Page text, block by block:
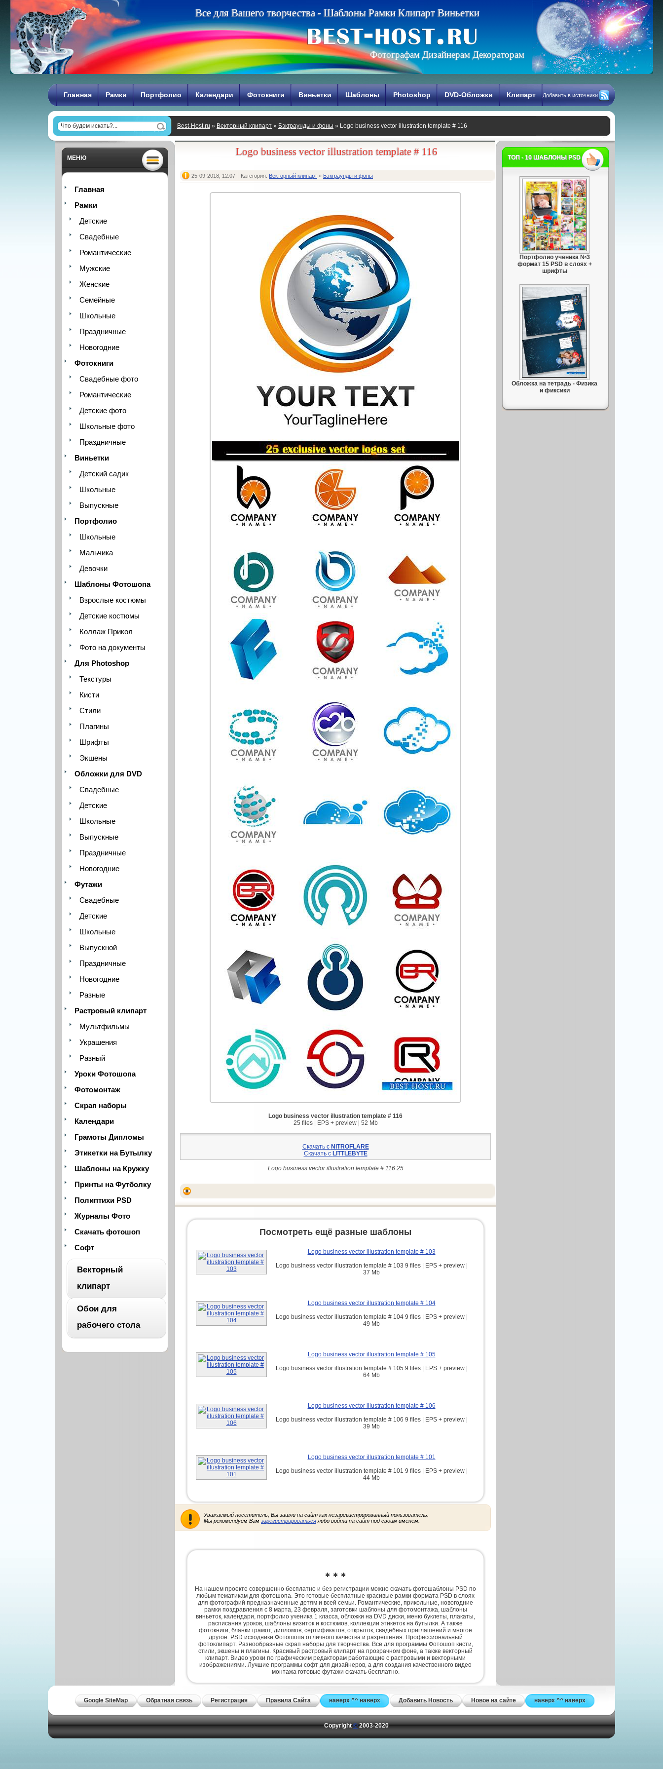
Все для Вашего творчества - Шаблоны Рамки Клипарт Виньетки
Фотографам Дизайнерам Декораторам
Главная Рамки Портфолио Календари Фотокниги Виньетки Шаблоны Photoshop DVD-Обложки Клипарт Добавить в источники
Best-Host.ru » Векторный клипарт » Бэкграунды и фоны » Logo business vector illustration template # 116
МЕНЮ
Главная
Рамки
Детские
Свадебные
Романтические
Мужские
Женские
Семейные
Школьные
Праздничные
Новогодние
Фотокниги
Свадебные фото
Романтические
Детские фото
Школьные фото
Праздничные
Виньетки
Детский садик
Школьные
Выпускные
Портфолио
Школьные
Мальчика
Девочки
Шаблоны Фотошопа
Взрослые костюмы
Детские костюмы
Коллаж Прикол
Фото на документы
Для Photoshop
Текстуры
Кисти
Стили
Плагины
Шрифты
Экшены
Обложки для DVD
Свадебные
Детские
Школьные
Выпускные
Праздничные
Новогодние
Футажи
Свадебные
Детские
Школьные
Выпускной
Праздничные
Новогодние
Разные
Растровый клипарт
Мультфильмы
Украшения
Разный
Уроки Фотошопа
Фотомонтаж
Скрап наборы
Календари
Грамоты Дипломы
Этикетки на Бутылку
Шаблоны на Кружку
Принты на Футболку
Полиптихи PSD
Журналы Фото
Скачать фотошоп
Софт
Векторный
клипарт
Архитектура
Обои для
рабочего стола
ВСЕ
Logo business vector illustration template # 116
25-09-2018, 12:07 Категория: Векторный клипарт » Бэкграунды и фоны
Logo business vector illustration template # 116
25 files | EPS + preview | 52 Mb
Скачать с NITROFLARE
Скачать с LITTLEBYTE
Logo business vector illustration template # 116 25
Посмотреть ещё разные шаблоны
Logo business vector illustration template # 103
Logo business vector illustration template # 103 9 files | EPS + preview |
37 Mb
Logo business vector illustration template # 104
Logo business vector illustration template # 104 9 files | EPS + preview |
49 Mb
Logo business vector illustration template # 105
Logo business vector illustration template # 105 9 files | EPS + preview |
64 Mb
Logo business vector illustration template # 106
Logo business vector illustration template # 106 9 files | EPS + preview |
39 Mb
Logo business vector illustration template # 101
Logo business vector illustration template # 101 9 files | EPS + preview |
44 Mb
Уважаемый посетитель, Вы зашли на сайт как незарегистрированный пользователь.
Мы рекомендуем Вам зарегистрироваться либо войти на сайт под своим именем.
✱ ✱ ✱
На нашем проекте совершенно бесплатно и без регистрации можно скачать фотошаблоны PSD по
любым тематикам для фотошопа. Это готовые бесплатные красивые рамки формата PSD в слоях
для фотографий предназначенные детям и всей семьи. Романтические, прикольные, новогодние
рамки поздравления с 8 марта, 23 февраля, заготовки шаблоны для фотомонтажа, шаблоны
виньеток, календари, портфолио ученика 1 класса, обложки на DVD диски, меню буклеты, плакаты,
расписания уроков, шаблоны визиток и костюмов, коллекции этикеток на бутылки. А также
фотокниги, бланки грамот, дипломов, сертификатов, открыток, свадебных приглашений и многое
другое. PSD исходники Фотошопа отличного качества и разрешения. Профессиональный
фотоклипарт. Разнообразные скрап наборы для творчества. Все для программы Фотошоп кисти,
стили, экшены и плагины. Красивый растровый клипарт на прозрачном фоне, а также векторный
клипарт. Видео уроки по графическим редакторам работающие с растровыми и векторными
изображениями. Лучшие программы софт для дизайнеров, а для создания качественного видео
монтажа готовые футажи скачать бесплатно.
ТОП - 10 ШАБЛОНЫ PSD
Портфолио ученика №3
формат 15 PSD в слоях +
шрифты
Обложка на тетрадь - Физика
и фиксики
Google SiteMap Обратная связь Регистрация Правила Сайта наверх ^^ наверх Добавить Новость Новое на сайте наверх ^^ наверх
Copyright©2003-2020